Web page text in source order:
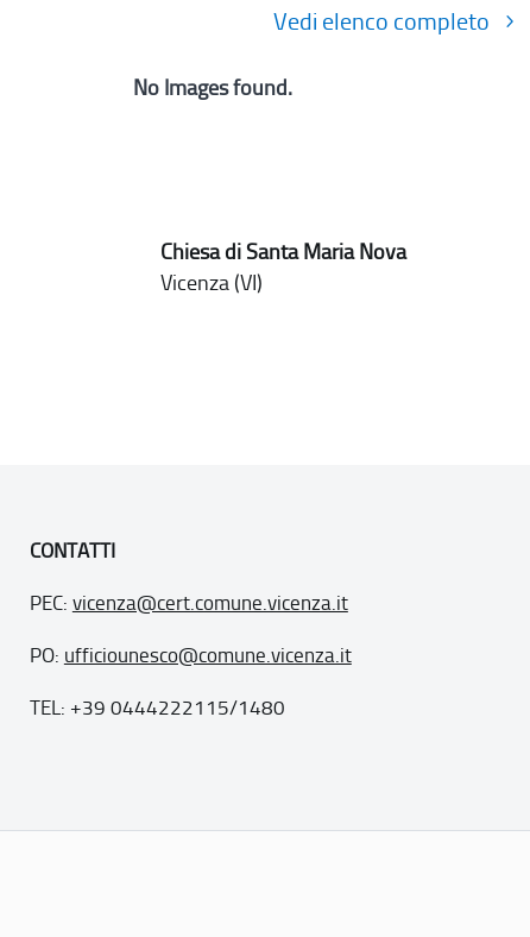
Vedi elenco completo
No Images found.
Chiesa di Santa Maria Nova
Vicenza (VI)
CONTATTI
PEC: vicenza@cert.comune.vicenza.it
PO: ufficiounesco@comune.vicenza.it
TEL: +39 0444222115/1480